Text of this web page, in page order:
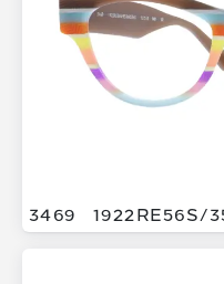
3469 1922RE56S/